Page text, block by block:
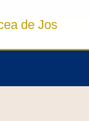
de Jos